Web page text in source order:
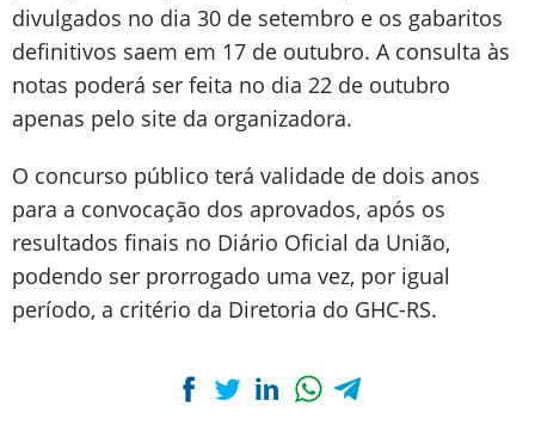
divulgados no dia 30 de setembro e os gabaritos
definitivos saem em 17 de outubro. A consulta às
notas poderá ser feita no dia 22 de outubro
apenas pelo site da organizadora.
O concurso público terá validade de dois anos
para a convocação dos aprovados, após os
resultados finais no Diário Oficial da União,
podendo ser prorrogado uma vez, por igual
período, a critério da Diretoria do GHC-RS.